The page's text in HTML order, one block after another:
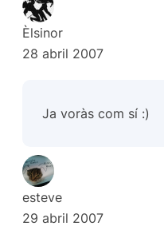
Èlsinor
28 abril 2007
Ja voràs com sí :)
esteve
29 abril 2007